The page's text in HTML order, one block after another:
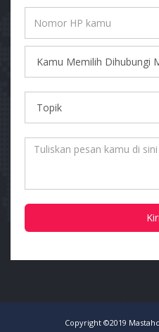
Copyright ©2019